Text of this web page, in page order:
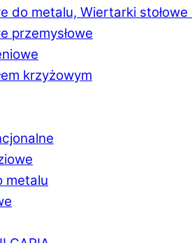
do metalu, Wiertarki
przemysłowe
krzyżowym
metalu